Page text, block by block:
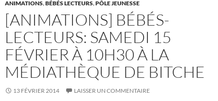
k
ANIMATIONS,BÉBÉS LECTEURS,PÔLE JEUNESSE
[ANIMATIONS] BÉBÉS-
LECTEURS: SAMEDI 15
FÉVRIER À 10H30 À LA
MÉDIATHÈQUE DE BITCHE
13 FÉVRIER 2014 LAISSER UN COMMENTAIRE